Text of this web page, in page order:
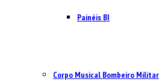
Painéis BI
Corpo Musical Bombeiro Militar